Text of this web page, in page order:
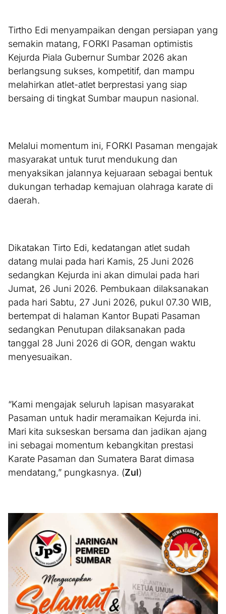
Tirtho Edi menyampaikan dengan persiapan yang
semakin matang, FORKI Pasaman optimistis
Kejurda Piala Gubernur Sumbar 2026 akan
berlangsung sukses, kompetitif, dan mampu
melahirkan atlet-atlet berprestasi yang siap
bersaing di tingkat Sumbar maupun nasional.
Melalui momentum ini, FORKI Pasaman mengajak
masyarakat untuk turut mendukung dan
menyaksikan jalannya kejuaraan sebagai bentuk
dukungan terhadap kemajuan olahraga karate di
daerah.
Dikatakan Tirto Edi, kedatangan atlet sudah
datang mulai pada hari Kamis, 25 Juni 2026
sedangkan Kejurda ini akan dimulai pada hari
Jumat, 26 Juni 2026. Pembukaan dilaksanakan
pada hari Sabtu, 27 Juni 2026, pukul 07.30 WIB,
bertempat di halaman Kantor Bupati Pasaman
sedangkan Penutupan dilaksanakan pada
tanggal 28 Juni 2026 di GOR, dengan waktu
menyesuaikan.
“Kami mengajak seluruh lapisan masyarakat
Pasaman untuk hadir meramaikan Kejurda ini.
Mari kita sukseskan bersama dan jadikan ajang
ini sebagai momentum kebangkitan prestasi
Karate Pasaman dan Sumatera Barat dimasa
mendatang,” pungkasnya. (Zul)